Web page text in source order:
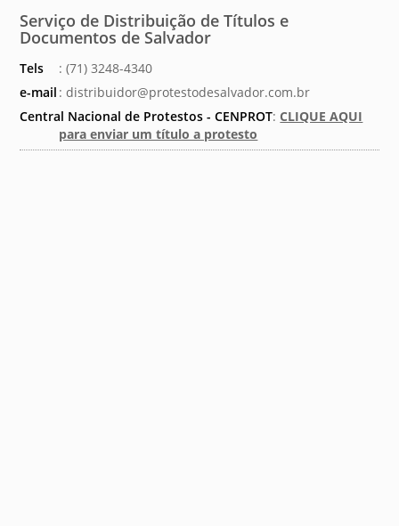
Serviço de Distribuição de Títulos e
Documentos de Salvador
Tels
: (71) 3248-4340
e-mail :distribuidor@protestodesalvador.com.br
Central Nacional de Protestos - CENPROT:CLIQUE AQUI
para enviar um título a protesto